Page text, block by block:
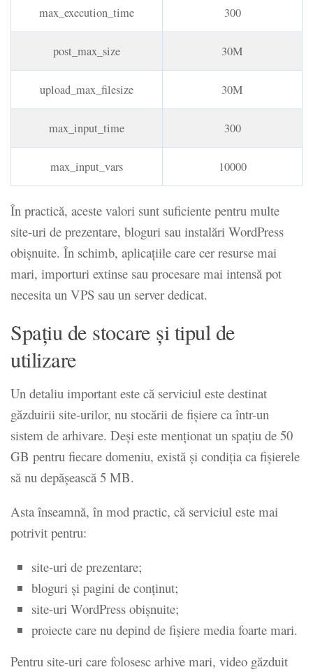
max_execution_time 300
post_max_size 30M
upload_max_filesize 30M
max_input_time 300
max_input_vars 10000
În practică, aceste valori sunt suficiente pentru multe
site-uri de prezentare, bloguri sau instalări WordPress
obișnuite. În schimb, aplicațiile care cer resurse mai
mari, importuri extinse sau procesare mai intensă pot
necesita un VPS sau un server dedicat.
Spațiu de stocare și tipul de
utilizare
Un detaliu important este că serviciul este destinat
găzduirii site-urilor, nu stocării de fișiere ca într-un
sistem de arhivare. Deși este menționat un spațiu de 50
GB pentru fiecare domeniu, există și condiția ca fișierele
să nu depășească 5 MB.
Asta înseamnă, în mod practic, că serviciul este mai
potrivit pentru:
site-uri de prezentare;
bloguri și pagini de conținut;
site-uri WordPress obișnuite;
proiecte care nu depind de fișiere media foarte mari.
Pentru site-uri care folosesc arhive mari, video găzduit